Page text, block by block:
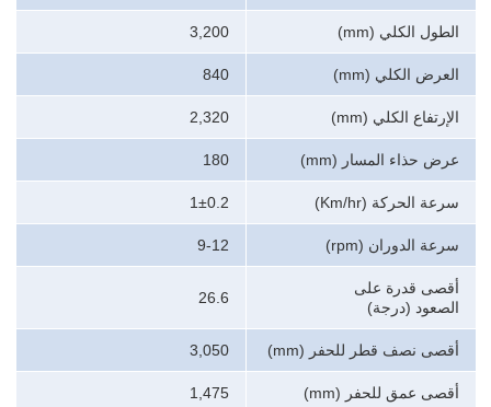
الطول الكلي (mm) 3,200
العرض الكلي (mm) 840
الإرتفاع الكلي (mm) 2,320
عرض حذاء المسار (mm) 180
سرعة الحركة (Km/hr) 1±0.2
سرعة الدوران (rpm) 9-12
أقصى قدرة على
الصعود (درجة)
26.6
أقصى نصف قطر للحفر (mm) 3,050
أقصى عمق للحفر (mm) 1,475